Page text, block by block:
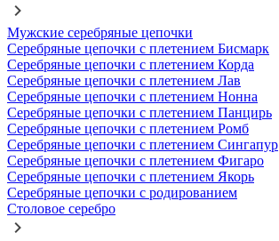
Мужские серебряные цепочки
Серебряные цепочки с плетением Бисмарк
Серебряные цепочки с плетением Корда
Серебряные цепочки с плетением Лав
Серебряные цепочки с плетением Нонна
Серебряные цепочки с плетением Панцирь
Серебряные цепочки с плетением Ромб
Серебряные цепочки с плетением Сингапур
Серебряные цепочки с плетением Фигаро
Серебряные цепочки с плетением Якорь
Серебряные цепочки с родированием
Столовое серебро